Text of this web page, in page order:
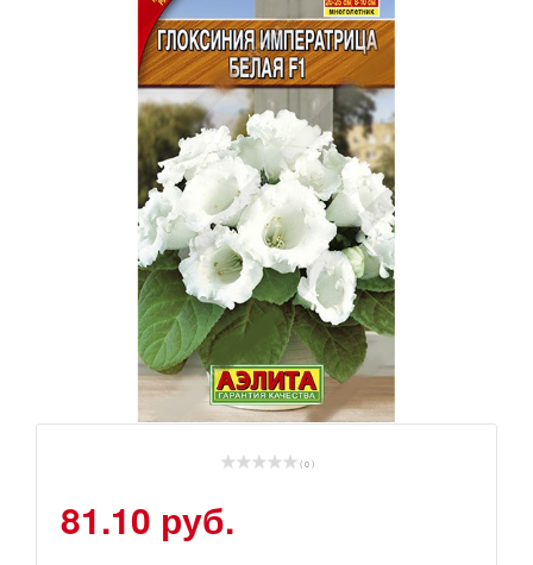
( 0 )
81.10 руб.